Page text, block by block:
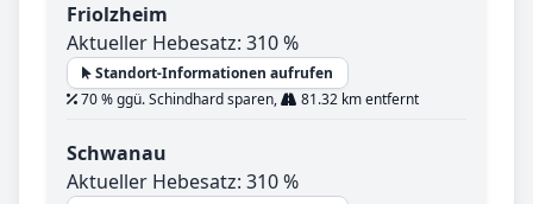
Friolzheim
Aktueller Hebesatz: 310 %
Standort-Informationen aufrufen
70 % ggü. Schindhard sparen,
81.32 km entfernt
Schwanau
Aktueller Hebesatz: 310 %